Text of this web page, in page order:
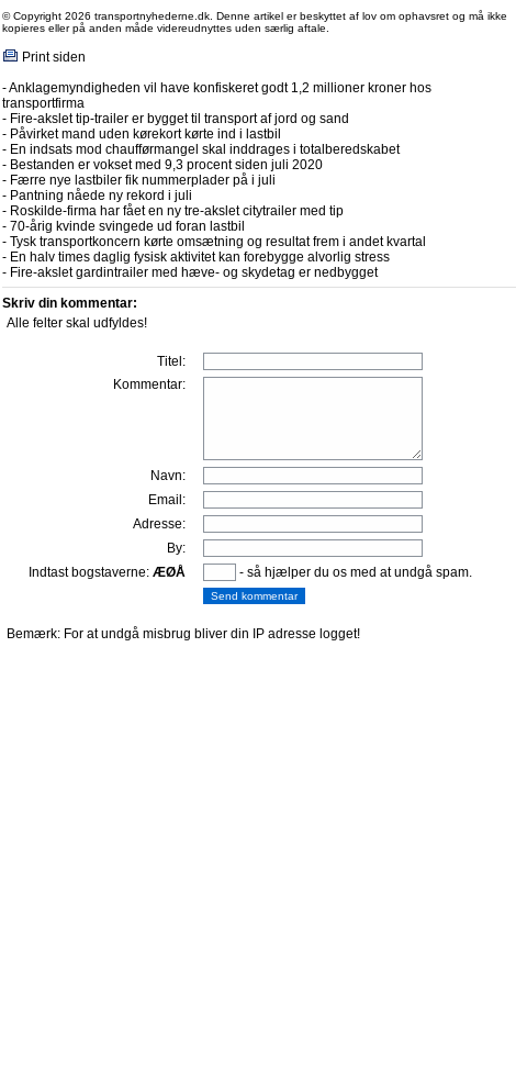
© Copyright 2026 transportnyhederne.dk. Denne artikel er beskyttet af lov om ophavsret og må ikke
kopieres eller på anden måde videreudnyttes uden særlig aftale.
Print siden
-Anklagemyndigheden vil have konfiskeret godt 1,2 millioner kroner hos
transportfirma
- Fire-akslet tip-trailer er bygget til transport af jord og sand
- Påvirket mand uden kørekort kørte ind i lastbil
- En indsats mod chaufførmangel skal inddrages i totalberedskabet
- Bestanden er vokset med 9,3 procent siden juli 2020
- Færre nye lastbiler fik nummerplader på i juli
- Pantning nåede ny rekord i juli
- Roskilde-firma har fået en ny tre-akslet citytrailer med tip
- 70-årig kvinde svingede ud foran lastbil
- Tysk transportkoncern kørte omsætning og resultat frem i andet kvartal
- En halv times daglig fysisk aktivitet kan forebygge alvorlig stress
- Fire-akslet gardintrailer med hæve- og skydetag er nedbygget
Skriv din kommentar:
Alle felter skal udfyldes!
Titel:
Kommentar:
Navn:
Email:
Adresse:
By:
Indtast bogstaverne: ÆØÅ - så hjælper du os med at undgå spam.
Bemærk: For at undgå misbrug bliver din IP adresse logget!